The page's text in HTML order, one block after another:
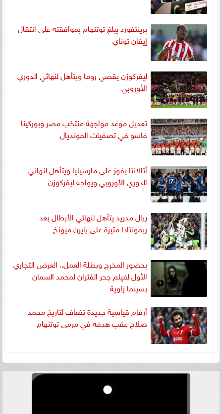
برينتفورد يبلغ توتنهام بموافقته على انتقال
إيفان توناي
ليفركوزن يقصي روما ويتأهل لنهائي الدوري
الأوروبي
تعديل موعد مواجهة منتخب مصر وبوركينا
فاسو في تصفيات المونديال
أتالانتا يفوز على مارسيليا ويتأهل لنهائي
الدوري الأوروبي ويواجه ليفركوزن
ريال مدريد يتأهل لنهائي الأبطال بعد
ريمونتادا مثيرة على بايرن ميونخ
بحضور المخرج وبطلة العمل.. العرض التجاري
الأول لفيلم جحر الفئران لمحمد السمان
بسينما زاوية
أرقام قياسية جديدة تضاف لتاريخ محمد
صلاح عقب هدفه في مرمى توتنهام